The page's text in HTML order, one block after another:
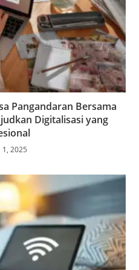
Pangandaran Bersama
Digitalisasi yang
1, 2025